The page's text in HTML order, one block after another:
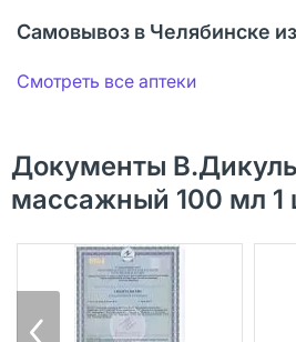
Самовывоз в Челябинске
Смотреть все аптеки
Документы
массажный 100 мл 1